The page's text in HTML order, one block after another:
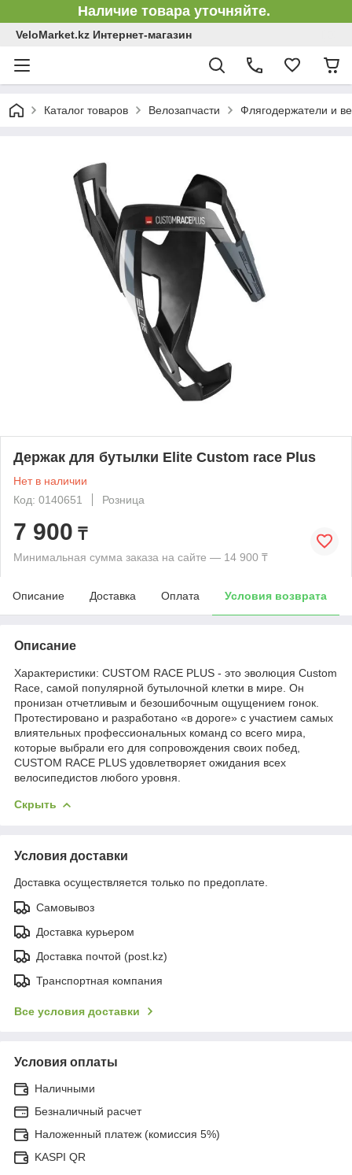
Наличие товара уточняйте.
VeloMarket.kz Интернет-магазин
Каталог товаров Велозапчасти Флягодержатели и
Держак для бутылки Elite Custom race Plus
Нет в наличии
Код: 0140651
Розница
7 900 ₸
Минимальная сумма заказа на сайте — 14 900 ₸
Описание Доставка Оплата Условия возврата
Описание
Характеристики: CUSTOM RACE PLUS - это эволюция Custom
Race, самой популярной бутылочной клетки в мире. Он
пронизан отчетливым и безошибочным ощущением гонок.
Протестировано и разработано «в дороге» с участием самых
влиятельных профессиональных команд со всего мира,
которые выбрали его для сопровождения своих побед,
CUSTOM RACE PLUS удовлетворяет ожидания всех
велосипедистов любого уровня.
Скрыть
Условия доставки
Доставка осуществляется только по предоплате.
Самовывоз
Доставка курьером
Доставка почтой (post.kz)
Транспортная компания
Все условия доставки
Условия оплаты
Наличными
Безналичный расчет
Наложенный платеж (комиссия 5%)
KASPI QR